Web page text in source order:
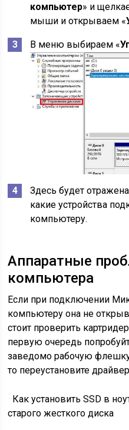
компьютер» и
мыши и открываем «
В меню выбираем «
Здесь будет
какие устройства
компьютеру.
Аппаратные
компьютера
Если при подключении
компьютеру она не
стоит проверить
первую очередь
заведомо рабочую
то переустановите
Как установить SSD в
старого жесткого диска